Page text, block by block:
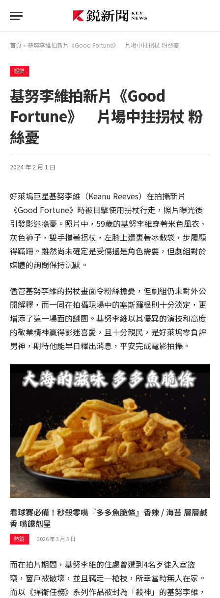
首頁 » 基努李維拍新片《Good Fortune》 片場中拄拐杖 粉絲憂
娛樂
基努李維拍新片《Good
Fortune》 片場中拄拐杖 粉
絲憂
2024 年 2 月 1 日
好萊塢巨星基努李維（Keanu Reeves）在拍攝新片
《Good Fortune》時被目擊使用拐杖行走，照片曝光後
引發影迷擔憂。照片中，59歲的基努李維穿著米色風衣、
灰色褲子，雙手撐著拐杖，左膝上還裹著冰敷袋，步履顯
得蹣跚。雖然尚未確定是受傷還是角色需要，但劇組對於
媒體的詢問保持沉默。
儘管基努李維的拐杖畫面令粉絲擔憂，但劇組仍未對外公
開解釋，而一同在拍攝現場中的塞斯羅根則十分淡定，更
增添了這一場面的謎團。基努李維以其優異的演技和高度
的敬業精神贏得影迷喜愛，且十分親民，是好萊塢零負評
男神，期待他能早日釋出消息，平安完成電影拍攝。
看球賽必備！秒殺零嘴『多多魚脆條』香辣 / 海苔 層層鹹
香 嘴饞剋星
熱銷 2026 年 3 月 3 日
而在拍片期間，基努李維的住處曾遭到4名歹徒入室盜
竊，窗戶被破壞，並且竊走一槍枝，所幸當時無人在家。
而以《捍衛任務》系列作品被封為「殺神」的基努李維，